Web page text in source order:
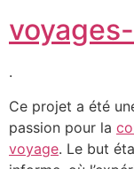
.
Ce projet a été
passion pour la
voyage. Le but